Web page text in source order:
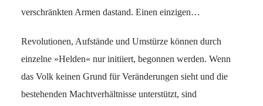
verschränkten Armen dastand. Einen einzigen…
Revolutionen, Aufstände und Umstürze können durch
einzelne »Helden« nur initiiert, begonnen werden. Wenn
das Volk keinen Grund für Veränderungen sieht und die
bestehenden Machtverhältnisse unterstützt, sind